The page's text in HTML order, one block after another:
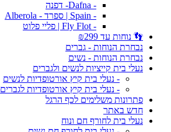
- Dafna- דפנה
- Spain | ספרד - Alberola
- Fly Flot | פליי פלוט
👣 נוחות עד ₪299
נבחרת הנוחות - גברים
נבחרת הנוחות - נשים
נעלי בית קייציות לנשים ולגברים
- נעלי בית קיץ אורטופדיות לנשים
- נעלי בית קיץ אורטופדיות לגברים
פתרונות משלימים לכף הרגל
חדש באתר
נעלי בית לחורף חם ונוח